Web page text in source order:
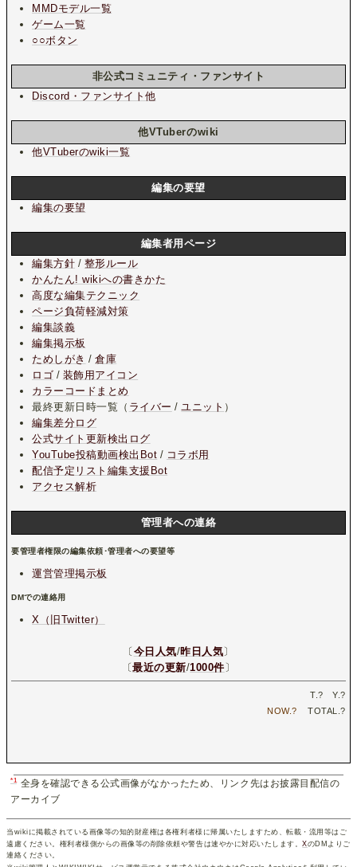
MMDモデル一覧
ゲーム一覧
○○ボタン
非公式コミュニティ・ファンサイト
Discord・ファンサイト他
他VTuberのwiki
他VTuberのwiki一覧
編集の要望
編集の要望
編集者用ページ
編集方針 / 整形ルール
かんたん! wikiへの書きかた
高度な編集テクニック
ページ負荷軽減対策
編集談義
編集掲示板
ためしがき /倉庫
ロゴ / 装飾用アイコン
カラーコードまとめ
最終更新日時一覧（ ライバー /ユニット ）
編集差分ログ
公式サイト更新検出ログ
YouTube投稿動画検出Bot / コラボ用
配信予定リスト編集支援Bot
アクセス解析
管理者への連絡
要管理者権限の編集依頼･管理者への要望等
運営管理掲示板
DMでの連絡用
X（旧Twitter）
〔 今日人気/昨日人気〕
〔最近の更新/1000件 〕
T.? Y.?
NOW.? TOTAL.?
*1 全身を確認できる公式画像がなかったため、リンク先はお披露目配信の
アーカイブ
当wikiに掲載されている画像等の知的財産権は各権利者様に帰属いたしますため、転載・流用等はご
遠慮ください。権利者様側からの画像等の削除依頼や警告は速やかに対応いたします。XのDMよりご
連絡ください。